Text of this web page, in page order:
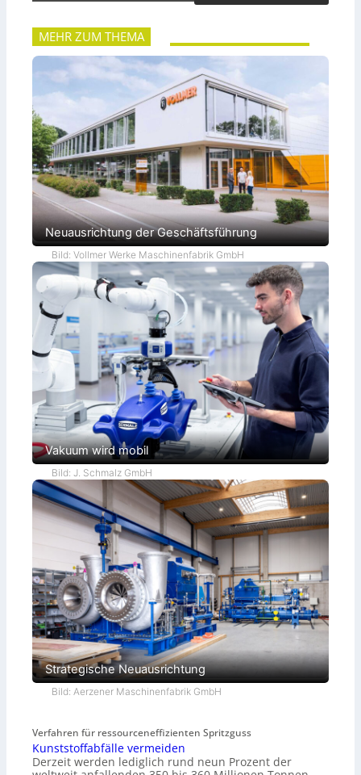
MEHR ZUM THEMA
Neuausrichtung der Geschäftsführung
Bild: Vollmer Werke Maschinenfabrik GmbH
Vakuum wird mobil
Bild: J. Schmalz GmbH
Strategische Neuausrichtung
Bild: Aerzener Maschinenfabrik GmbH
Verfahren für ressourceneffizienten Spritzguss
Kunststoffabfälle vermeiden
Derzeit werden lediglich rund neun Prozent der